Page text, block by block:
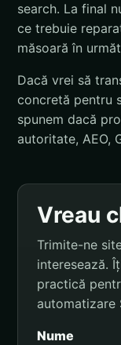
search. La final
ce trebuie
măsoară în
Dacă vrei să
concretă pentru
spunem dacă
autoritate, AEO,
Vreau
Trimite-ne
interesează.
practică
automatizare
Nume